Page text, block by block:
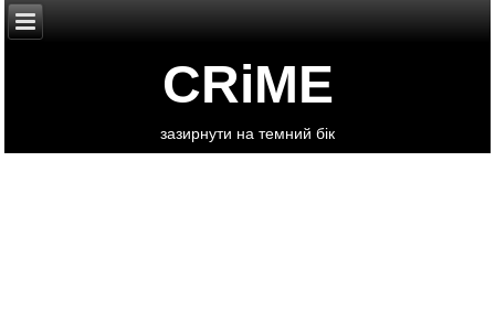
CRiME
зазирнути на темний бік